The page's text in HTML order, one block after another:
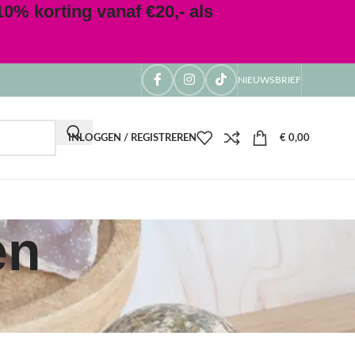
korting vanaf €20,- als
NIEUWSBRIEF
INLOGGEN / REGISTREREN €0,00